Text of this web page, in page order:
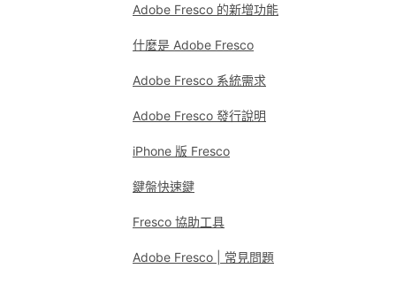
Adobe Fresco 的新增功能
什麼是 Adobe Fresco
Adobe Fresco 系統需求
Adobe Fresco 發行說明
iPhone 版 Fresco
鍵盤快速鍵
Fresco 協助工具
Adobe Fresco | 常見問題